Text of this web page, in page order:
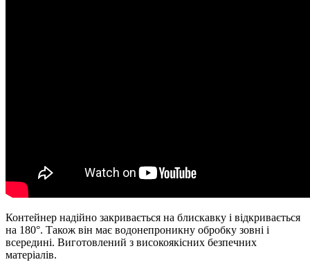
Контейнер надійно закривається на блискавку і відкривається
на 180°. Також він має водонепроникну обробку зовні і
всередині. Виготовлений з високоякісних безпечних
матеріалів.